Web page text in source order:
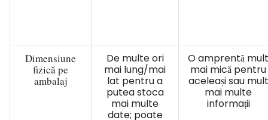
Dimensiune
fizică pe
ambalaj
De multe ori
mai lung/mai
lat pentru a
putea stoca
mai multe
date; poate
O amprentă mult
mai mică pentru
aceleași sau mult
mai multe
informații